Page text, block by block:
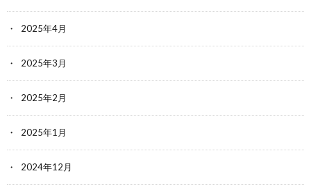
2025年4月
2025年3月
2025年2月
2025年1月
2024年12月